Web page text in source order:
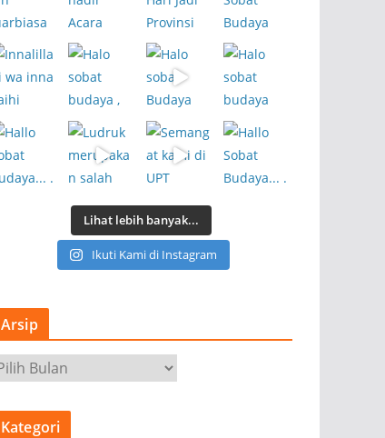
Lihat lebih banyak...
Ikuti Kami di Instagram
Arsip
Kategori